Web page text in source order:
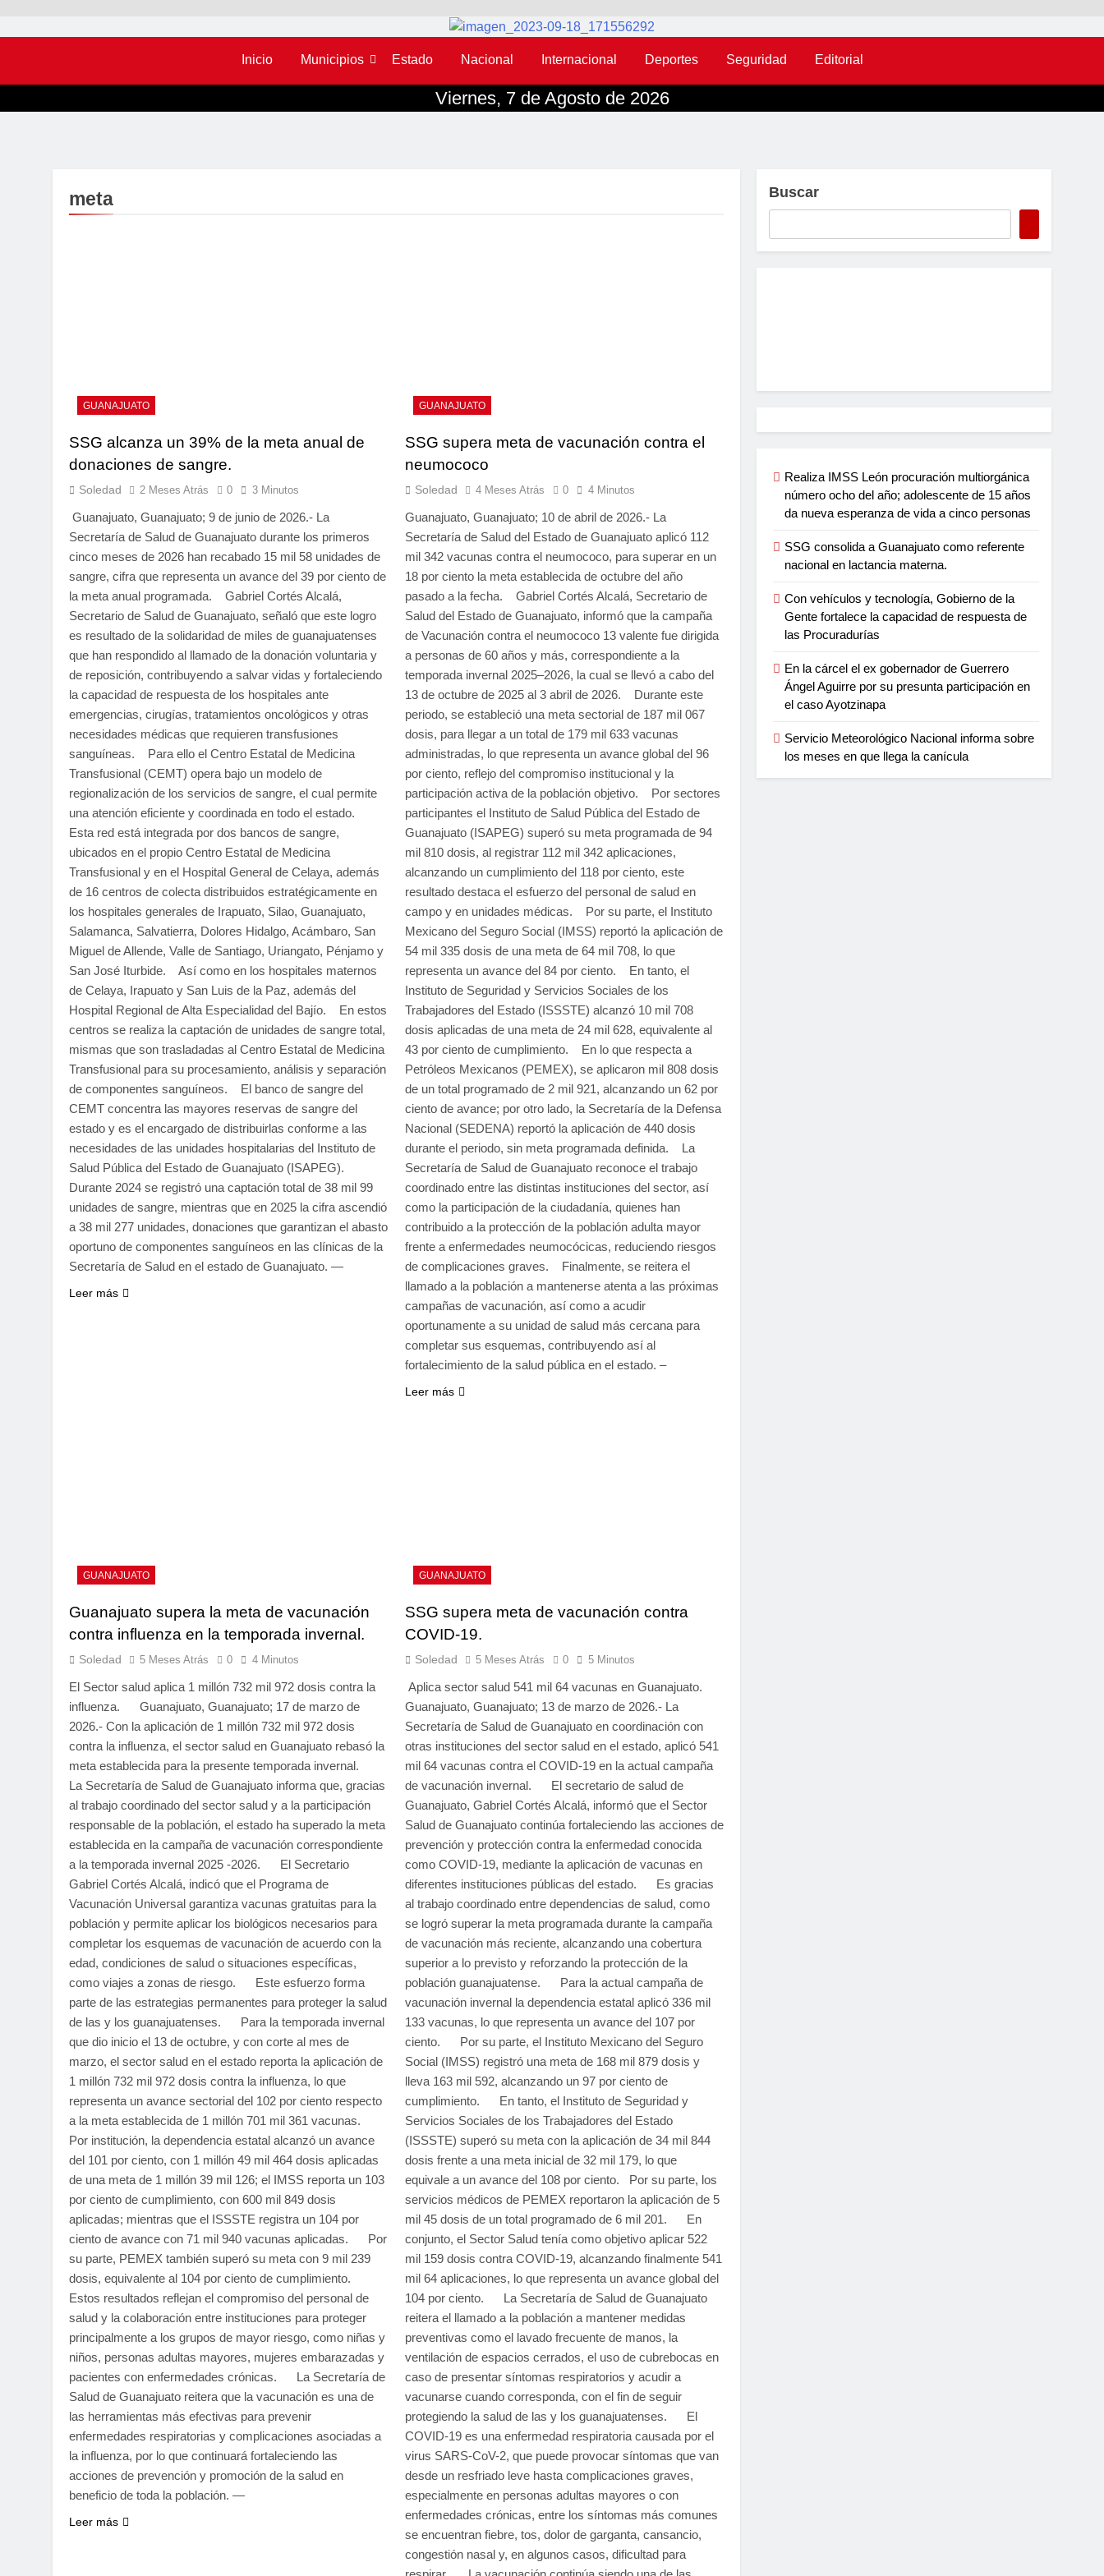
Inicio Municipios Estado Nacional Internacional Deportes Seguridad Editorial
Viernes, 7 de Agosto de 2026
meta
GUANAJUATO
SSG alcanza un 39% de la meta anual de
donaciones de sangre.
Soledad 2 Meses Atrás 0 3 Minutos
Guanajuato, Guanajuato; 9 de junio de 2026.- La
Secretaría de Salud de Guanajuato durante los primeros
cinco meses de 2026 han recabado 15 mil 58 unidades de
sangre, cifra que representa un avance del 39 por ciento de
la meta anual programada. Gabriel Cortés Alcalá,
Secretario de Salud de Guanajuato, señaló que este logro
es resultado de la solidaridad de miles de guanajuatenses
que han respondido al llamado de la donación voluntaria y
de reposición, contribuyendo a salvar vidas y fortaleciendo
la capacidad de respuesta de los hospitales ante
emergencias, cirugías, tratamientos oncológicos y otras
necesidades médicas que requieren transfusiones
sanguíneas. Para ello el Centro Estatal de Medicina
Transfusional (CEMT) opera bajo un modelo de
regionalización de los servicios de sangre, el cual permite
una atención eficiente y coordinada en todo el estado.
Esta red está integrada por dos bancos de sangre,
ubicados en el propio Centro Estatal de Medicina
Transfusional y en el Hospital General de Celaya, además
de 16 centros de colecta distribuidos estratégicamente en
los hospitales generales de Irapuato, Silao, Guanajuato,
Salamanca, Salvatierra, Dolores Hidalgo, Acámbaro, San
Miguel de Allende, Valle de Santiago, Uriangato, Pénjamo y
San José Iturbide. Así como en los hospitales maternos
de Celaya, Irapuato y San Luis de la Paz, además del
Hospital Regional de Alta Especialidad del Bajío. En estos
centros se realiza la captación de unidades de sangre total,
mismas que son trasladadas al Centro Estatal de Medicina
Transfusional para su procesamiento, análisis y separación
de componentes sanguíneos. El banco de sangre del
CEMT concentra las mayores reservas de sangre del
estado y es el encargado de distribuirlas conforme a las
necesidades de las unidades hospitalarias del Instituto de
Salud Pública del Estado de Guanajuato (ISAPEG).
Durante 2024 se registró una captación total de 38 mil 99
unidades de sangre, mientras que en 2025 la cifra ascendió
a 38 mil 277 unidades, donaciones que garantizan el abasto
oportuno de componentes sanguíneos en las clínicas de la
Secretaría de Salud en el estado de Guanajuato. —
Leer más
GUANAJUATO
SSG supera meta de vacunación contra el
neumococo
Soledad 4 Meses Atrás 0 4 Minutos
Guanajuato, Guanajuato; 10 de abril de 2026.- La
Secretaría de Salud del Estado de Guanajuato aplicó 112
mil 342 vacunas contra el neumococo, para superar en un
18 por ciento la meta establecida de octubre del año
pasado a la fecha. Gabriel Cortés Alcalá, Secretario de
Salud del Estado de Guanajuato, informó que la campaña
de Vacunación contra el neumococo 13 valente fue dirigida
a personas de 60 años y más, correspondiente a la
temporada invernal 2025–2026, la cual se llevó a cabo del
13 de octubre de 2025 al 3 abril de 2026. Durante este
periodo, se estableció una meta sectorial de 187 mil 067
dosis, para llegar a un total de 179 mil 633 vacunas
administradas, lo que representa un avance global del 96
por ciento, reflejo del compromiso institucional y la
participación activa de la población objetivo. Por sectores
participantes el Instituto de Salud Pública del Estado de
Guanajuato (ISAPEG) superó su meta programada de 94
mil 810 dosis, al registrar 112 mil 342 aplicaciones,
alcanzando un cumplimiento del 118 por ciento, este
resultado destaca el esfuerzo del personal de salud en
campo y en unidades médicas. Por su parte, el Instituto
Mexicano del Seguro Social (IMSS) reportó la aplicación de
54 mil 335 dosis de una meta de 64 mil 708, lo que
representa un avance del 84 por ciento. En tanto, el
Instituto de Seguridad y Servicios Sociales de los
Trabajadores del Estado (ISSSTE) alcanzó 10 mil 708
dosis aplicadas de una meta de 24 mil 628, equivalente al
43 por ciento de cumplimiento. En lo que respecta a
Petróleos Mexicanos (PEMEX), se aplicaron mil 808 dosis
de un total programado de 2 mil 921, alcanzando un 62 por
ciento de avance; por otro lado, la Secretaría de la Defensa
Nacional (SEDENA) reportó la aplicación de 440 dosis
durante el periodo, sin meta programada definida. La
Secretaría de Salud de Guanajuato reconoce el trabajo
coordinado entre las distintas instituciones del sector, así
como la participación de la ciudadanía, quienes han
contribuido a la protección de la población adulta mayor
frente a enfermedades neumocócicas, reduciendo riesgos
de complicaciones graves. Finalmente, se reitera el
llamado a la población a mantenerse atenta a las próximas
campañas de vacunación, así como a acudir
oportunamente a su unidad de salud más cercana para
completar sus esquemas, contribuyendo así al
fortalecimiento de la salud pública en el estado. –
Leer más
GUANAJUATO
Guanajuato supera la meta de vacunación
contra influenza en la temporada invernal.
Soledad 5 Meses Atrás 0 4 Minutos
El Sector salud aplica 1 millón 732 mil 972 dosis contra la
influenza. Guanajuato, Guanajuato; 17 de marzo de
2026.- Con la aplicación de 1 millón 732 mil 972 dosis
contra la influenza, el sector salud en Guanajuato rebasó la
meta establecida para la presente temporada invernal.
La Secretaría de Salud de Guanajuato informa que, gracias
al trabajo coordinado del sector salud y a la participación
responsable de la población, el estado ha superado la meta
establecida en la campaña de vacunación correspondiente
a la temporada invernal 2025 -2026. El Secretario
Gabriel Cortés Alcalá, indicó que el Programa de
Vacunación Universal garantiza vacunas gratuitas para la
población y permite aplicar los biológicos necesarios para
completar los esquemas de vacunación de acuerdo con la
edad, condiciones de salud o situaciones específicas,
como viajes a zonas de riesgo. Este esfuerzo forma
parte de las estrategias permanentes para proteger la salud
de las y los guanajuatenses. Para la temporada invernal
que dio inicio el 13 de octubre, y con corte al mes de
marzo, el sector salud en el estado reporta la aplicación de
1 millón 732 mil 972 dosis contra la influenza, lo que
representa un avance sectorial del 102 por ciento respecto
a la meta establecida de 1 millón 701 mil 361 vacunas.
Por institución, la dependencia estatal alcanzó un avance
del 101 por ciento, con 1 millón 49 mil 464 dosis aplicadas
de una meta de 1 millón 39 mil 126; el IMSS reporta un 103
por ciento de cumplimiento, con 600 mil 849 dosis
aplicadas; mientras que el ISSSTE registra un 104 por
ciento de avance con 71 mil 940 vacunas aplicadas. Por
su parte, PEMEX también superó su meta con 9 mil 239
dosis, equivalente al 104 por ciento de cumplimiento.
Estos resultados reflejan el compromiso del personal de
salud y la colaboración entre instituciones para proteger
principalmente a los grupos de mayor riesgo, como niñas y
niños, personas adultas mayores, mujeres embarazadas y
pacientes con enfermedades crónicas. La Secretaría de
Salud de Guanajuato reitera que la vacunación es una de
las herramientas más efectivas para prevenir
enfermedades respiratorias y complicaciones asociadas a
la influenza, por lo que continuará fortaleciendo las
acciones de prevención y promoción de la salud en
beneficio de toda la población. —
Leer más
GUANAJUATO
SSG supera meta de vacunación contra
COVID-19.
Soledad 5 Meses Atrás 0 5 Minutos
Aplica sector salud 541 mil 64 vacunas en Guanajuato.
Guanajuato, Guanajuato; 13 de marzo de 2026.- La
Secretaría de Salud de Guanajuato en coordinación con
otras instituciones del sector salud en el estado, aplicó 541
mil 64 vacunas contra el COVID-19 en la actual campaña
de vacunación invernal. El secretario de salud de
Guanajuato, Gabriel Cortés Alcalá, informó que el Sector
Salud de Guanajuato continúa fortaleciendo las acciones de
prevención y protección contra la enfermedad conocida
como COVID-19, mediante la aplicación de vacunas en
diferentes instituciones públicas del estado. Es gracias
al trabajo coordinado entre dependencias de salud, como
se logró superar la meta programada durante la campaña
de vacunación más reciente, alcanzando una cobertura
superior a lo previsto y reforzando la protección de la
población guanajuatense. Para la actual campaña de
vacunación invernal la dependencia estatal aplicó 336 mil
133 vacunas, lo que representa un avance del 107 por
ciento. Por su parte, el Instituto Mexicano del Seguro
Social (IMSS) registró una meta de 168 mil 879 dosis y
lleva 163 mil 592, alcanzando un 97 por ciento de
cumplimiento. En tanto, el Instituto de Seguridad y
Servicios Sociales de los Trabajadores del Estado
(ISSSTE) superó su meta con la aplicación de 34 mil 844
dosis frente a una meta inicial de 32 mil 179, lo que
equivale a un avance del 108 por ciento. Por su parte, los
servicios médicos de PEMEX reportaron la aplicación de 5
mil 45 dosis de un total programado de 6 mil 201. En
conjunto, el Sector Salud tenía como objetivo aplicar 522
mil 159 dosis contra COVID-19, alcanzando finalmente 541
mil 64 aplicaciones, lo que representa un avance global del
104 por ciento. La Secretaría de Salud de Guanajuato
reitera el llamado a la población a mantener medidas
preventivas como el lavado frecuente de manos, la
ventilación de espacios cerrados, el uso de cubrebocas en
caso de presentar síntomas respiratorios y acudir a
vacunarse cuando corresponda, con el fin de seguir
protegiendo la salud de las y los guanajuatenses. El
COVID-19 es una enfermedad respiratoria causada por el
virus SARS-CoV-2, que puede provocar síntomas que van
desde un resfriado leve hasta complicaciones graves,
especialmente en personas adultas mayores o con
enfermedades crónicas, entre los síntomas más comunes
se encuentran fiebre, tos, dolor de garganta, cansancio,
congestión nasal y, en algunos casos, dificultad para
Buscar
Realiza IMSS León procuración multiorgánica
número ocho del año; adolescente de 15 años
da nueva esperanza de vida a cinco personas
SSG consolida a Guanajuato como referente
nacional en lactancia materna.
Con vehículos y tecnología, Gobierno de la
Gente fortalece la capacidad de respuesta de
las Procuradurías
En la cárcel el ex gobernador de Guerrero
Ángel Aguirre por su presunta participación en
el caso Ayotzinapa
Servicio Meteorológico Nacional informa sobre
los meses en que llega la canícula